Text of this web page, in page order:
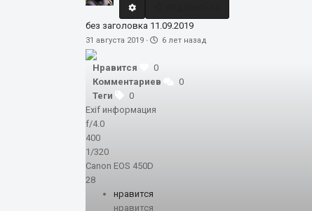
без заголовка 11.09.2019
31 августа 2019 · 6 лет назад
Нравится
0
Комментариев
0
Теги
0
Exif информация
f/4.0
400
1/320
Canon EOS 450D
28
нравится
нравится